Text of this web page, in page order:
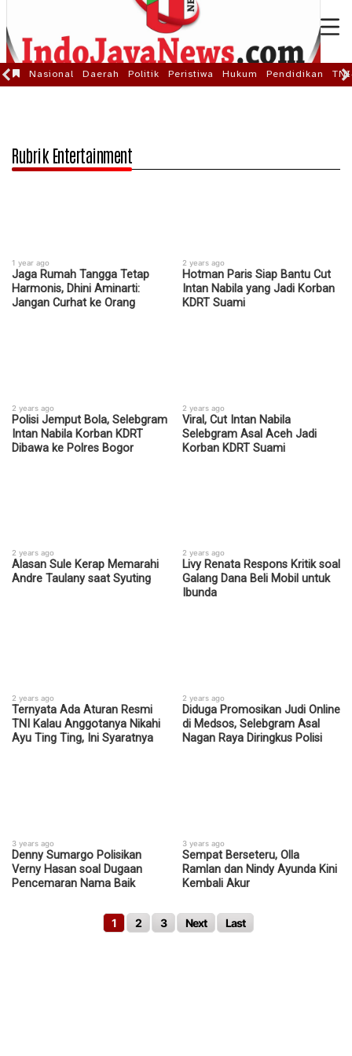
Nasional Daerah Politik Peristiwa Hukum Pendidikan
Rubrik Entertainment
1 year ago
Jaga Rumah Tangga Tetap
Harmonis, Dhini Aminarti:
Jangan Curhat ke Orang
2 years ago
Hotman Paris Siap Bantu Cut
Intan Nabila yang Jadi Korban
KDRT Suami
2 years ago
Polisi Jemput Bola, Selebgram
Intan Nabila Korban KDRT
Dibawa ke Polres Bogor
2 years ago
Viral, Cut Intan Nabila
Selebgram Asal Aceh Jadi
Korban KDRT Suami
2 years ago
Alasan Sule Kerap Memarahi
Andre Taulany saat Syuting
2 years ago
Livy Renata Respons Kritik soal
Galang Dana Beli Mobil untuk
Ibunda
2 years ago
Ternyata Ada Aturan Resmi
TNI Kalau Anggotanya Nikahi
Ayu Ting Ting, Ini Syaratnya
2 years ago
Diduga Promosikan Judi Online
di Medsos, Selebgram Asal
Nagan Raya Diringkus Polisi
3 years ago
Denny Sumargo Polisikan
Verny Hasan soal Dugaan
Pencemaran Nama Baik
3 years ago
Sempat Berseteru, Olla
Ramlan dan Nindy Ayunda Kini
Kembali Akur
1 2 3 Next Last